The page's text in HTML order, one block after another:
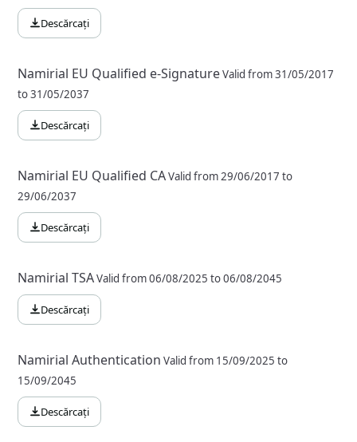
Descărcați
Namirial EU Qualified e-SignatureValid from 31/05/2017
to 31/05/2037
Descărcați
Namirial EU Qualified CAValid from 29/06/2017 to
29/06/2037
Descărcați
Namirial TSAValid from 06/08/2025 to 06/08/2045
Descărcați
Namirial Authentication Valid from 15/09/2025 to
15/09/2045
Descărcați